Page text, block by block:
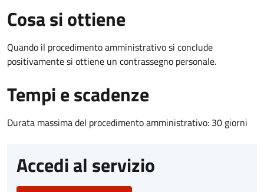
Cosa si ottiene
Quando il procedimento amministrativo si conclude
positivamente si ottiene un contrassegno personale.
Tempi e scadenze
Durata massima del procedimento amministrativo: 30 giorni
Accedi al servizio